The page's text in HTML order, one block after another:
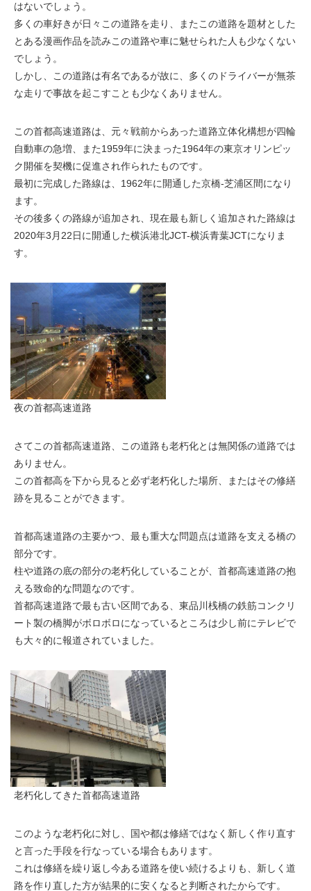
はないでしょう。
多くの車好きが日々この道路を走り、またこの道路を題材とした
とある漫画作品を読みこの道路や車に魅せられた人も少なくない
でしょう。
しかし、この道路は有名であるが故に、多くのドライバーが無茶
な走りで事故を起こすことも少なくありません。
この首都高速道路は、元々戦前からあった道路立体化構想が四輪
自動車の急増、また1959年に決まった1964年の東京オリンピッ
ク開催を契機に促進され作られたものです。
最初に完成した路線は、1962年に開通した京橋-芝浦区間になり
ます。
その後多くの路線が追加され、現在最も新しく追加された路線は
2020年3月22日に開通した横浜港北JCT-横浜青葉JCTになりま
す。
夜の首都高速道路
さてこの首都高速道路、この道路も老朽化とは無関係の道路では
ありません。
この首都高を下から見ると必ず老朽化した場所、またはその修繕
跡を見ることができます。
首都高速道路の主要かつ、最も重大な問題点は道路を支える橋の
部分です。
柱や道路の底の部分の老朽化していることが、首都高速道路の抱
える致命的な問題なのです。
首都高速道路で最も古い区間である、東品川桟橋の鉄筋コンクリ
ート製の橋脚がボロボロになっているところは少し前にテレビで
も大々的に報道されていました。
老朽化してきた首都高速道路
このような老朽化に対し、国や都は修繕ではなく新しく作り直す
と言った手段を行なっている場合もあります。
これは修繕を繰り返し今ある道路を使い続けるよりも、新しく道
路を作り直した方が結果的に安くなると判断されたからです。